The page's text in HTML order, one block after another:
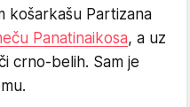
košarkašu Partizana
Panatinaikosa, a uz
crno-belih. Sam je